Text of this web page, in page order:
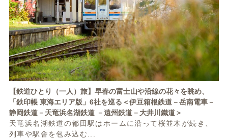
【鉄道ひとり（一人）旅】早春の富士山や沿線の花々を眺め、
「鉄印帳 東海エリア版」6社を巡る＜伊豆箱根鉄道－岳南電車－
静岡鉄道－天竜浜名湖鉄道 －遠州鉄道－大井川鐵道＞
天竜浜名湖鉄道の都田駅はホームに沿って桜並木が続き、
列車や駅舎を包み込む...